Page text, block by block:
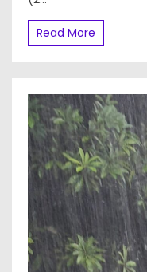
Read More